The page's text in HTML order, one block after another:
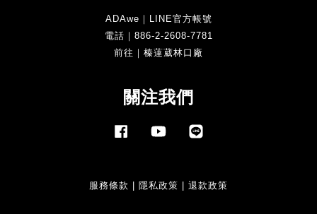
ADAwe｜LINE官方帳號
電話｜886-2-2608-7781
前往｜榛薘葳林口廠
關注我們
Facebook YouTube
服務條款 | 隱私政策 | 退款政策